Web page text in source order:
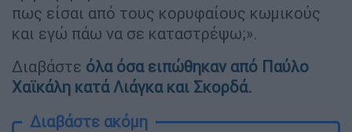
πως είσαι από τους κορυφαίους κωμικούς
και εγώ πάω να σε καταστρέψω;».
Διαβάστε όλα όσα ειπώθηκαν από Παύλο
Χαϊκάλη κατά Λιάγκα και Σκορδά.
Διαβάστε ακόμη